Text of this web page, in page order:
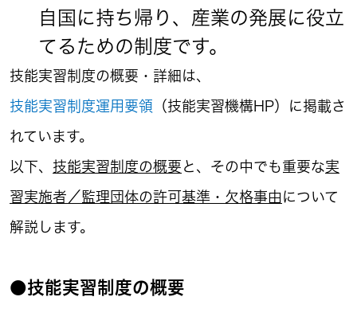
自国に持ち帰り、産業の発展に役立
てるための制度です。
技能実習制度の概要・詳細は、
技能実習制度運用要領 （技能実習機構HP）に掲載さ
れています。
以下、 技能実習制度の概要 と、その中でも重要な実
習実施者／監理団体の許可基準・欠格事由について
解説します。
●技能実習制度の概要